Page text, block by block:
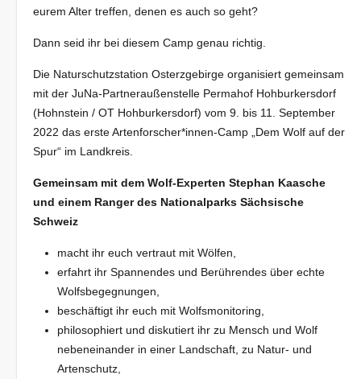
eurem Alter treffen, denen es auch so geht?
Dann seid ihr bei diesem Camp genau richtig.
Die Naturschutzstation Osterzgebirge organisiert gemeinsam
mit der JuNa-Partneraußenstelle Permahof Hohburkersdorf
(Hohnstein / OT Hohburkersdorf) vom 9. bis 11. September
2022 das erste Artenforscher*innen-Camp „Dem Wolf auf der
Spur“ im Landkreis.
Gemeinsam mit dem Wolf-Experten Stephan Kaasche
und einem Ranger des Nationalparks Sächsische
Schweiz
macht ihr euch vertraut mit Wölfen,
erfahrt ihr Spannendes und Berührendes über echte
Wolfsbegegnungen,
beschäftigt ihr euch mit Wolfsmonitoring,
philosophiert und diskutiert ihr zu Mensch und Wolf
nebeneinander in einer Landschaft, zu Natur- und
Artenschutz,